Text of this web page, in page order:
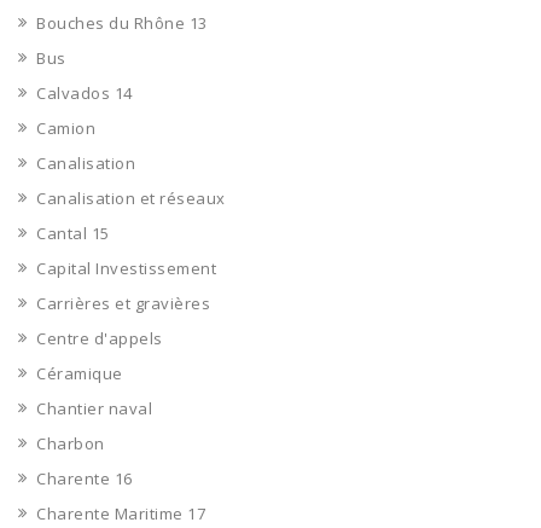
Bouches du Rhône 13
Bus
Calvados 14
Camion
Canalisation
Canalisation et réseaux
Cantal 15
Capital Investissement
Carrières et gravières
Centre d'appels
Céramique
Chantier naval
Charbon
Charente 16
Charente Maritime 17